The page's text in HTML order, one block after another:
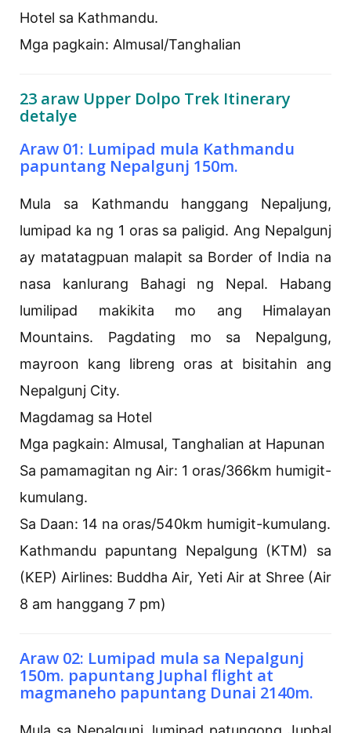
Hotel sa Kathmandu.
Mga pagkain: Almusal/Tanghalian
23 araw Upper Dolpo Trek Itinerary
detalye
Araw 01: Lumipad mula Kathmandu
papuntang Nepalgunj 150m.
Mula sa Kathmandu hanggang Nepaljung,
lumipad ka ng 1 oras sa paligid. Ang Nepalgunj
ay matatagpuan malapit sa Border of India na
nasa kanlurang Bahagi ng Nepal. Habang
lumilipad makikita mo ang Himalayan
Mountains. Pagdating mo sa Nepalgung,
mayroon kang libreng oras at bisitahin ang
Nepalgunj City.
Magdamag sa Hotel
Mga pagkain: Almusal, Tanghalian at Hapunan
Sa pamamagitan ng Air: 1 oras/366km humigit-
kumulang.
Sa Daan: 14 na oras/540km humigit-kumulang.
Kathmandu papuntang Nepalgung (KTM) sa
(KEP) Airlines: Buddha Air, Yeti Air at Shree (Air
8 am hanggang 7 pm)
Araw 02: Lumipad mula sa Nepalgunj
150m. papuntang Juphal flight at
magmaneho papuntang Dunai 2140m.